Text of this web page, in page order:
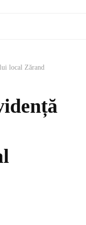
local Zărand